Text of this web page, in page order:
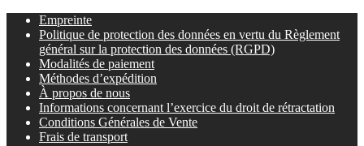
Empreinte
Politique de protection des données en vertu du Règlement
général sur la protection des données (RGPD)
Modalités de paiement
Méthodes d’expédition
À propos de nous
Informations concernant l’exercice du droit de rétractation
Conditions Générales de Vente
Frais de transport